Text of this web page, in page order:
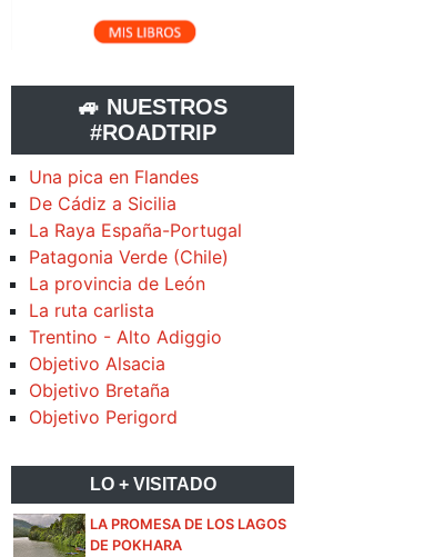
🚙 NUESTROS
#ROADTRIP
Una pica en Flandes
De Cádiz a Sicilia
La Raya España-Portugal
Patagonia Verde (Chile)
La provincia de León
La ruta carlista
Trentino - Alto Adiggio
Objetivo Alsacia
Objetivo Bretaña
Objetivo Perigord
LO + VISITADO
LA PROMESA DE LOS LAGOS
DE POKHARA